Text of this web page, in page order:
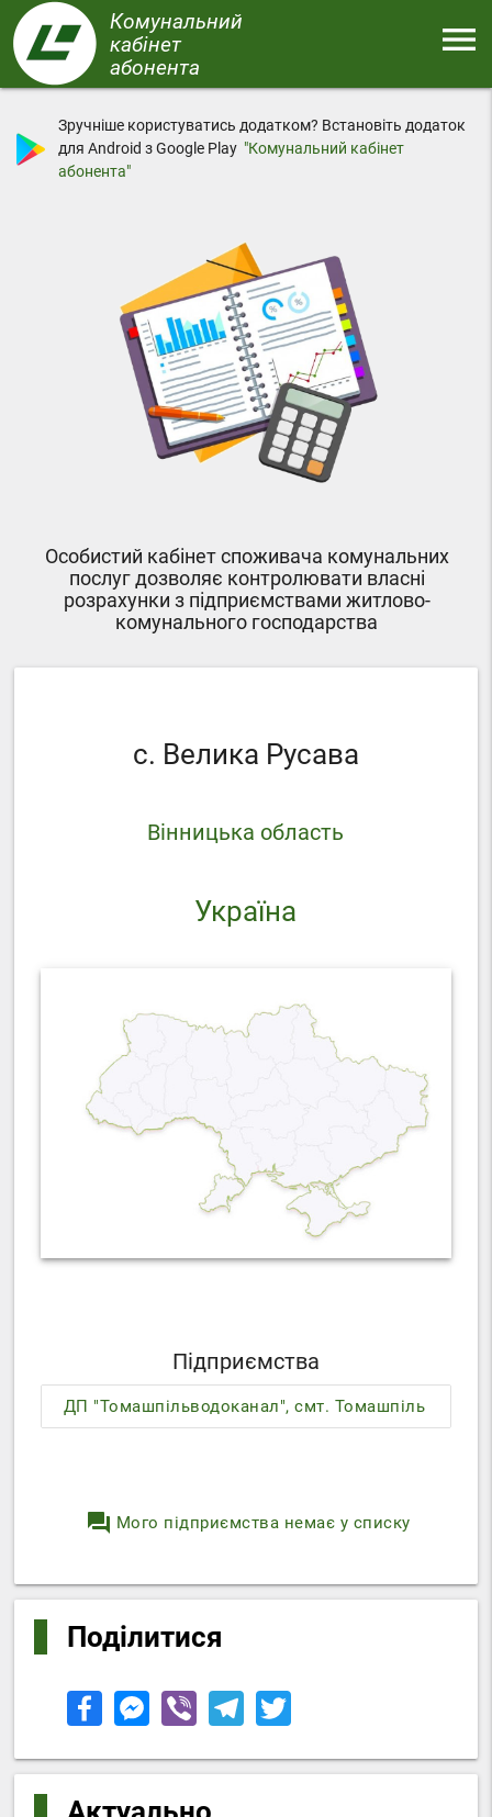
Перейти
до
основного
вмісту
Комунальний
кабінет
абонента
menu
Зручніше користуватись додатком? Встановіть додаток
для Android з Google Play "Комунальний кабінет
абонента"
Особистий кабінет споживача комунальних
послуг дозволяє контролювати власні
розрахунки з підприємствами житлово-
комунального господарства
с. Велика Русава
Вінницька область
Україна
Підприємства
ДП "Томашпільводоканал", смт. Томашпіль
question_answer Мого підприємства немає у списку
Поділитися